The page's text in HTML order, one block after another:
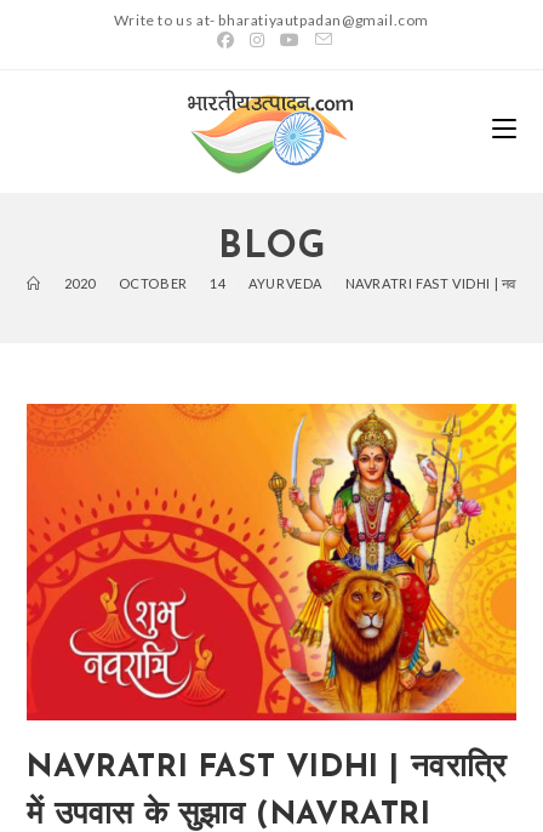
Write to us at- bharatiyautpadan@gmail.com
BLOG
2020 OCTOBER 14 AYURVEDA NAVRATRI FAST VIDHI |
NAVRATRI FAST VIDHI | नवरात्रि
में उपवास के सुझाव (NAVRATRI